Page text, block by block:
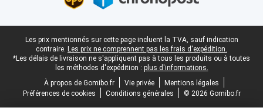
Pied-de-page légal
Les prix mentionnés sur cette page incluent la TVA, sauf indication
contraire. Les prix ne comprennent pas les frais d'expédition.
*Les délais de livraison ne s'appliquent pas à tous les produits ou à toutes
les méthodes d'expédition : plus d'informations.
À propos de Gomibo.fr
Vie privée
Mentions légales
Préférences de cookies
Conditions générales © 2026 Gomibo.fr